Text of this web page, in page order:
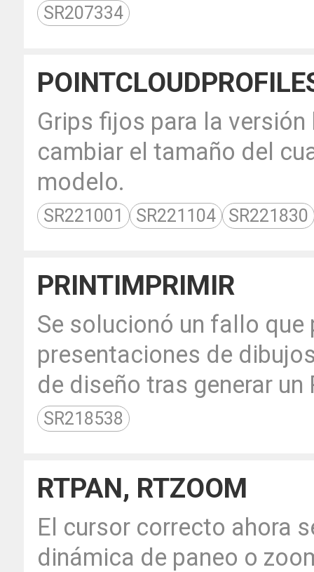
SR207334
Grips fijos para la
cambiar el tamaño del
modelo.
SR221001 SR221104 SR221830
PRINTIMPRIMIR
Se solucionó un fallo
presentaciones de
de diseño tras generar un
SR218538
RTPAN, RTZOOM
El cursor correcto ahora
dinámica de paneo o